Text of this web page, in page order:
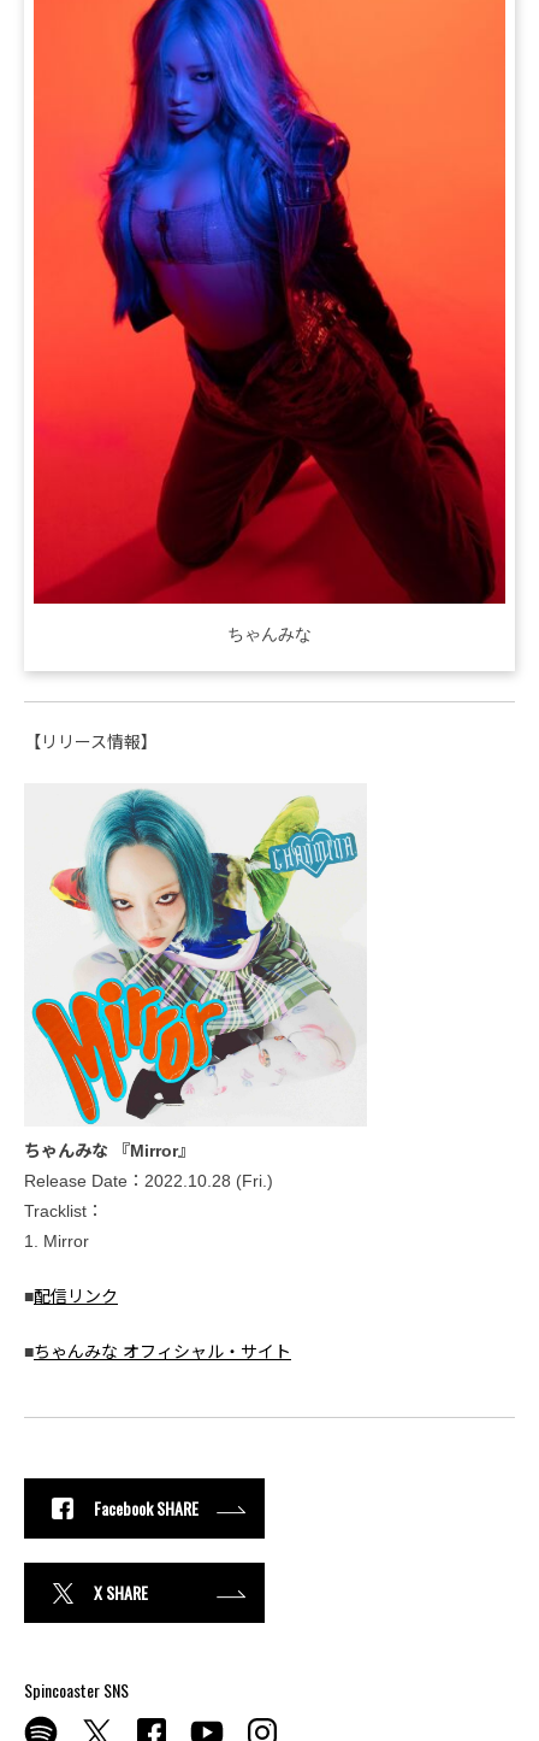
ちゃんみな
【リリース情報】
ちゃんみな 『Mirror』
Release Date：2022.10.28 (Fri.)
Tracklist：
1. Mirror
■配信リンク
■ちゃんみな オフィシャル・サイト
Facebook SHARE
X SHARE
Spincoaster SNS